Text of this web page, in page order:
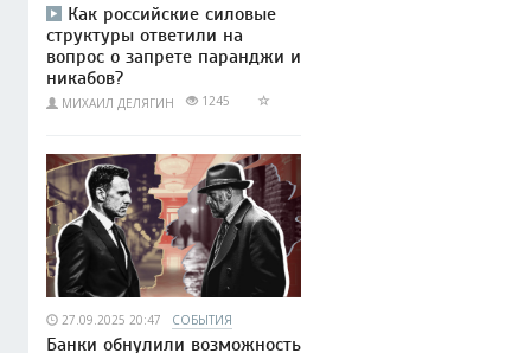
Как российские силовые
структуры ответили на
вопрос о запрете паранджи и
никабов?
МИХАИЛ ДЕЛЯГИН 1245
27.09.2025 20:47 СОБЫТИЯ
Банки обнулили возможность